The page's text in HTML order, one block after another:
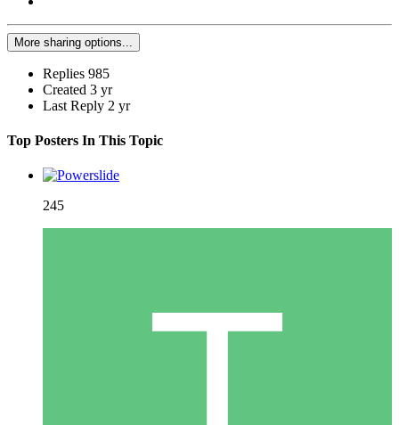
More sharing options...
Replies 985
Created 3 yr
Last Reply 2 yr
Top Posters In This Topic
245